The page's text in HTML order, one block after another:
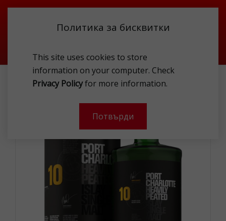
Политика за бисквитки
This site uses cookies to store
information on your computer. Check
Privacy Policyfor more information.
Потвърди
BRUICHLADDICH PORT CHARLOTTE 10Y 50% 1L